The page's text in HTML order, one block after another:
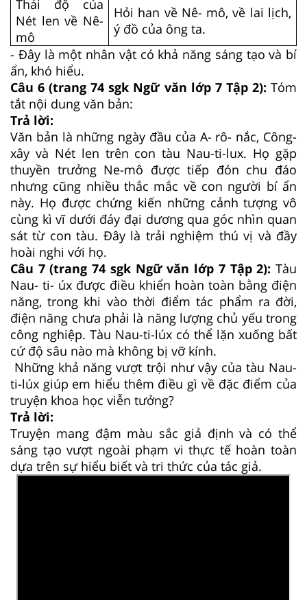
Thái độ của
Nét len về Nê-
mô
Hỏi han về Nê- mô, về lai lịch,
ý đồ của ông ta.
- Đây là một nhân vật có khả năng sáng tạo và bí
ẩn, khó hiểu.
Câu 6 (trang 74 sgk Ngữ văn lớp 7 Tập 2): Tóm
tắt nội dung văn bản:
Trả lời:
Văn bản là những ngày đầu của A- rô- nắc, Công-
xây và Nét len trên con tàu Nau-ti-lux. Họ gặp
thuyền trưởng Ne-mô được tiếp đón chu đáo
nhưng cũng nhiều thắc mắc về con người bí ẩn
này. Họ được chứng kiến những cảnh tượng vô
cùng kì vĩ dưới đáy đại dương qua góc nhìn quan
sát từ con tàu. Đây là trải nghiệm thú vị và đầy
hoài nghi với họ.
Câu 7 (trang 74 sgk Ngữ văn lớp 7 Tập 2): Tàu
Nau- ti- úx được điều khiển hoàn toàn bằng điện
năng, trong khi vào thời điểm tác phẩm ra đời,
điện năng chưa phải là năng lượng chủ yếu trong
công nghiệp. Tàu Nau-ti-lúx có thể lặn xuống bất
cứ độ sâu nào mà không bị vỡ kính.
Những khả năng vượt trội như vậy của tàu Nau-
ti-lúx giúp em hiểu thêm điều gì về đặc điểm của
truyện khoa học viễn tưởng?
Trả lời:
Truyện mang đậm màu sắc giả định và có thể
sáng tạo vượt ngoài phạm vi thực tế hoàn toàn
dựa trên sự hiểu biết và tri thức của tác giả.